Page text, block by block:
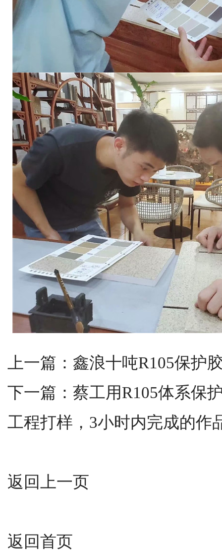
上一篇： 鑫浪十吨R105保护
下一篇： 蔡工用R105体系保
工程打样，3小时内完成的作
返回上一页
返回首页